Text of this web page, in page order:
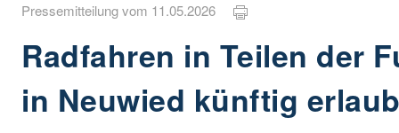
Pressemitteilung vom 11.05.2026
Radfahren in Teilen der
in Neuwied künftig